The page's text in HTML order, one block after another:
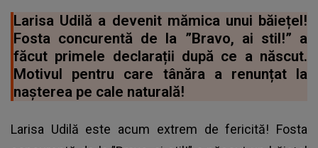
Larisa Udilă a devenit mămica unui băiețel!
Fosta concurentă de la ”Bravo, ai stil!” a
făcut primele declarații după ce a născut.
Motivul pentru care tânăra a renunțat la
nașterea pe cale naturală!
Larisa Udilă este acum extrem de fericită! Fosta